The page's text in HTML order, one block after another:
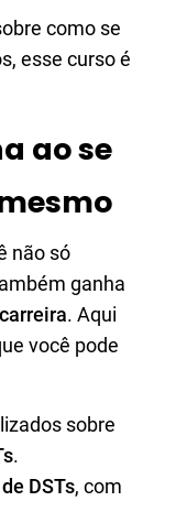
como se
esse curso é
ao se
não só
ganha
. Aqui
você pode
sobre
.
DSTs, com